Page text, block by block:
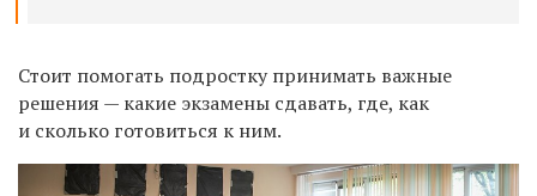
Стоит помогать подростку принимать важные
решения — какие экзамены сдавать, где, как
и сколько готовиться к ним.